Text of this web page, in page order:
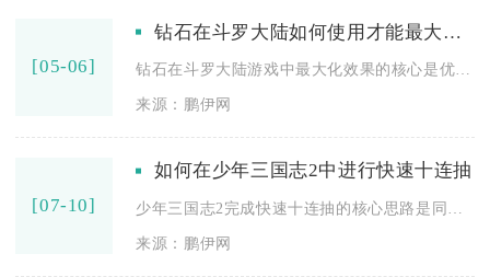
[05-06]
钻石在斗罗大陆如何使用才能最大化效果
来源：鹏伊网
[07-10]
如何在少年三国志2中进行快速十连抽
来源：鹏伊网